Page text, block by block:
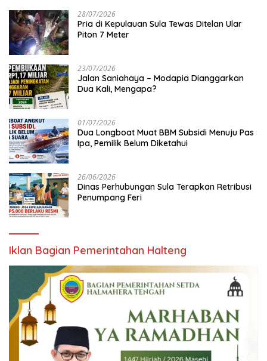
28/07/2026
Pria di Kepulauan Sula Tewas Ditelan Ular
Piton 7 Meter
23/07/2026
Jalan Saniahaya – Modapia Dianggarkan
Dua Kali, Mengapa?
01/07/2026
Dua Longboat Muat BBM Subsidi Menuju Pas
Ipa, Pemilik Belum Diketahui
26/06/2026
Dinas Perhubungan Sula Terapkan Retribusi
Penumpang Feri
Iklan Bagian Pemerintahan Halteng